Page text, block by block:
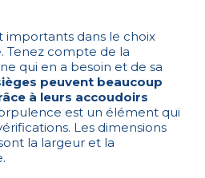
importants dans le choix
Tenez compte de la
qui en a besoin et de sa
peuvent beaucoup
à leurs accoudoirs
est un élément qui
Les dimensions
la largeur et la